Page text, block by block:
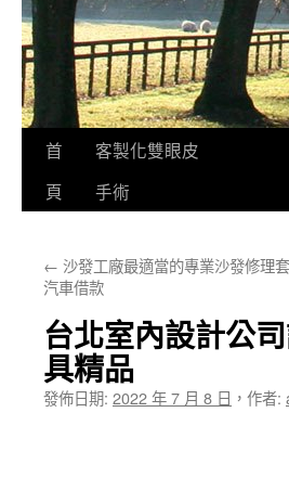
跳
要
首
頁
客製化雙眼皮
手術
← 沙發工廠最適當的專業沙發修理
汽車借款
台北室內設計公
具精品
發佈日期: 2022 年 7 月 8 日 ， 作者: